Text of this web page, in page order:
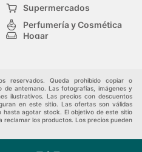
Supermercados
Perfumería y Cosmética
Hogar
reservados. Queda prohibido copiar o
antemano. Las fotografías, imágenes y
ilustrativos. Las precios con descuentos
en este sitio. Las ofertas son válidas
agotar stock. El objetivo de este sitio
los productos. Los precios pueden